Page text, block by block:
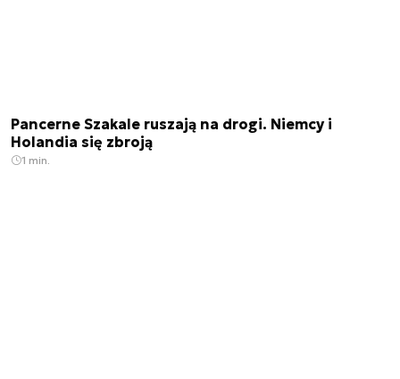
Pancerne Szakale ruszają na drogi. Niemcy i
Holandia się zbroją
1 min.